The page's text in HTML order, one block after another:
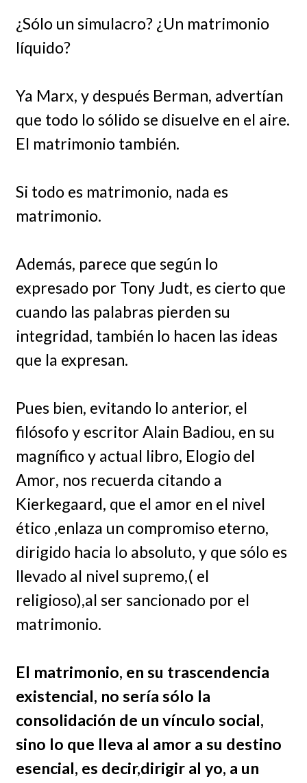
¿Sólo un simulacro? ¿Un matrimonio
líquido?
Ya Marx, y después Berman, advertían
que todo lo sólido se disuelve en el aire.
El matrimonio también.
Si todo es matrimonio, nada es
matrimonio.
Además, parece que según lo
expresado por Tony Judt, es cierto que
cuando las palabras pierden su
integridad, también lo hacen las ideas
que la expresan.
Pues bien, evitando lo anterior, el
filósofo y escritor Alain Badiou, en su
magnífico y actual libro, Elogio del
Amor, nos recuerda citando a
Kierkegaard, que el amor en el nivel
ético ,enlaza un compromiso eterno,
dirigido hacia lo absoluto, y que sólo es
llevado al nivel supremo,( el
religioso),al ser sancionado por el
matrimonio.
El matrimonio, en su trascendencia
existencial, no sería sólo la
consolidación de un vínculo social,
sino lo que lleva al amor a su destino
esencial, es decir,dirigir al yo, a un